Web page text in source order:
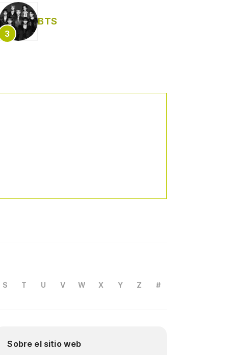
BTS
S T U V W X Y Z #
Sobre el sitio web